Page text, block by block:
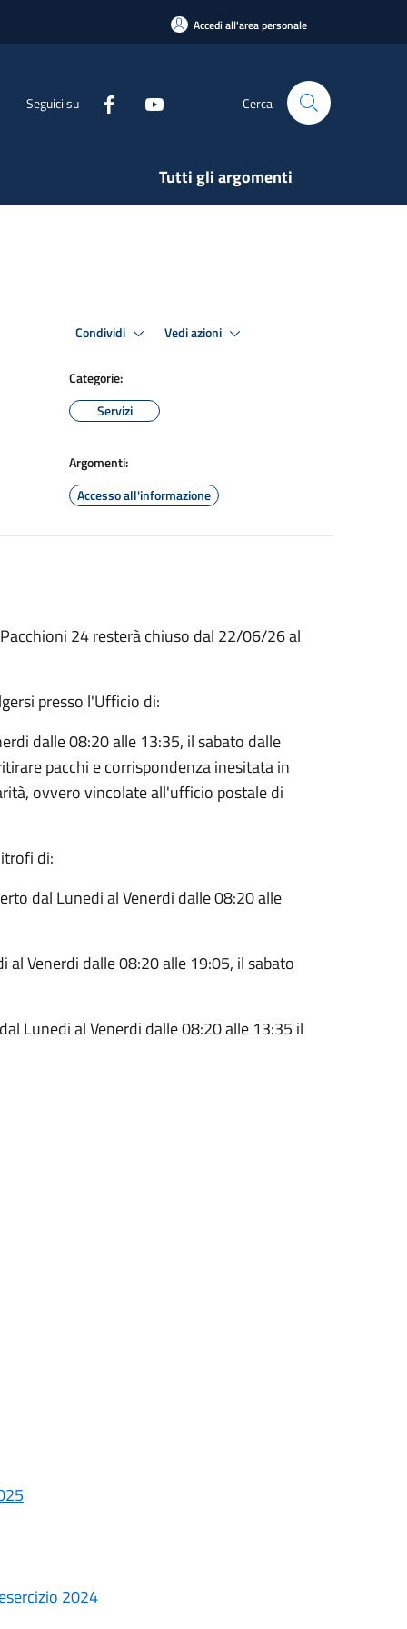
Accedi all'area personale
Seguici su Cerca
Tutti gli argomenti
Condividi Vedi azioni
Categorie:
Servizi
Argomenti:
Accesso all'informazione
24 resterà chiuso dal 22/06/26 al
presso l'Ufficio di:
dalle 08:20 alle 13:35, il sabato dalle
pacchi e corrispondenza inesitata in
ovvero vincolate all'ufficio postale di
di:
dal Lunedi al Venerdi dalle 08:20 alle
Venerdi dalle 08:20 alle 19:05, il sabato
Lunedi al Venerdi dalle 08:20 alle 13:35 il
2024